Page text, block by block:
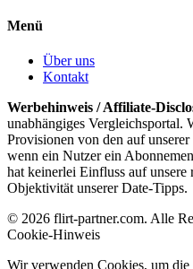
Menü
Über uns
Kontakt
Werbehinweis / Affiliate-
unabhängiges Vergleichsportal.
Provisionen von den auf
wenn ein Nutzer ein
hat keinerlei Einfluss auf
Objektivität unserer Date-Tipps.
© 2026 flirt-partner.com. Alle
Cookie-Hinweis
Wir verwenden Cookies, um